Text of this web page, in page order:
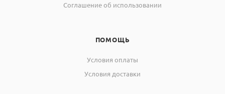
Соглашение об использовании
ПОМОЩЬ
Условия оплаты
Условия доставки